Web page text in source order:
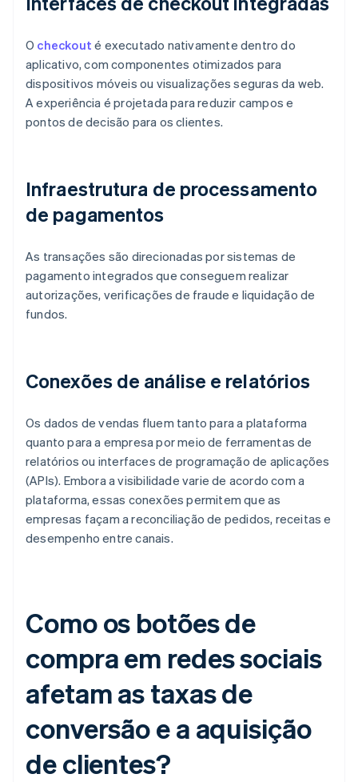
O checkout é executado nativamente dentro do
aplicativo, com componentes otimizados para
dispositivos móveis ou visualizações seguras da web.
A experiência é projetada para reduzir campos e
pontos de decisão para os clientes.
Infraestrutura de processamento
de pagamentos
As transações são direcionadas por sistemas de
pagamento integrados que conseguem realizar
autorizações, verificações de fraude e liquidação de
fundos.
Conexões de análise e relatórios
Os dados de vendas fluem tanto para a plataforma
quanto para a empresa por meio de ferramentas de
relatórios ou interfaces de programação de aplicações
(APIs). Embora a visibilidade varie de acordo com a
plataforma, essas conexões permitem que as
empresas façam a reconciliação de pedidos, receitas e
desempenho entre canais.
Como os botões de
compra em redes sociais
afetam as taxas de
conversão e a aquisição
de clientes?